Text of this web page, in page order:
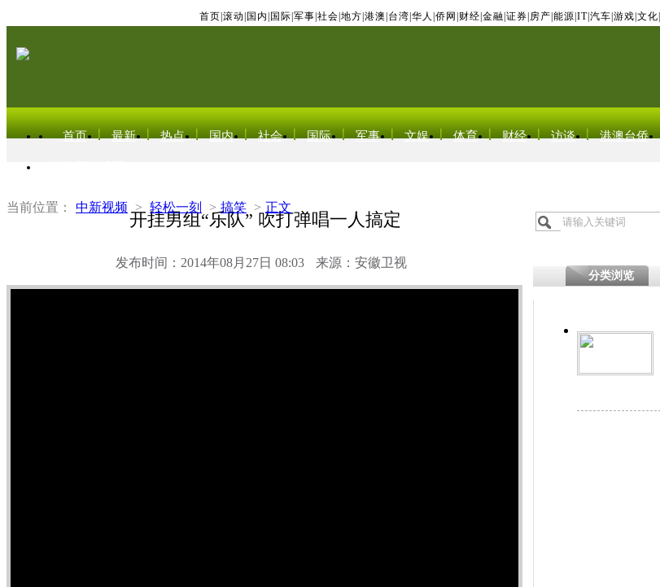
首页 滚动 国内 国际 军事 社会 地方 港澳 台湾 华人 侨网 财经 金融 证券 房产 能源 IT| 汽车 游戏 文化
首页 最新 热点 国内 社会 国际 军事 文娱 体育 财经 访谈 港澳台侨
当前位置： 中新视频 > 轻松一刻 > 搞笑 > 正文
开挂男组“乐队” 吹打弹唱一人搞定
发布时间：2014年08月27日 08:03 来源：安徽卫视
分类浏览